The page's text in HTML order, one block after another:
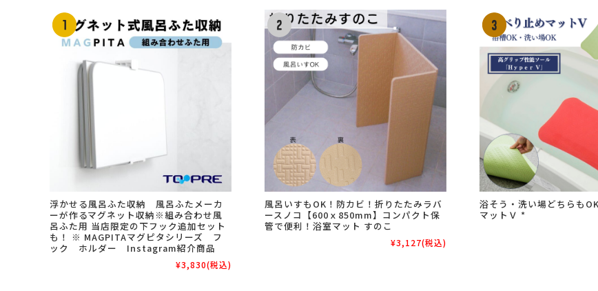
浮かせる風呂ふた収納 風呂ふたメーカ
ーが作るマグネット収納※組み合わせ風
呂ふた用 当店限定の下フック追加セット
も！ ※ MAGPITAマグピタシリーズ フ
ック ホルダー Instagram紹介商品
¥3,830(税込)
風呂いすもOK！防カビ！折りたたみラバ
ースノコ【600ｘ850mm】コンパクト保
管で便利！浴室マット すのこ
¥3,127(税込)
浴そう・洗い場どちらも
マットＶ *